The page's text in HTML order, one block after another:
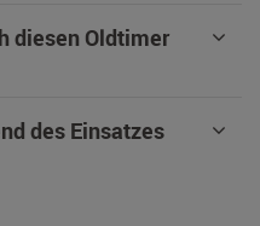
diesen Oldtimer
des Einsatzes